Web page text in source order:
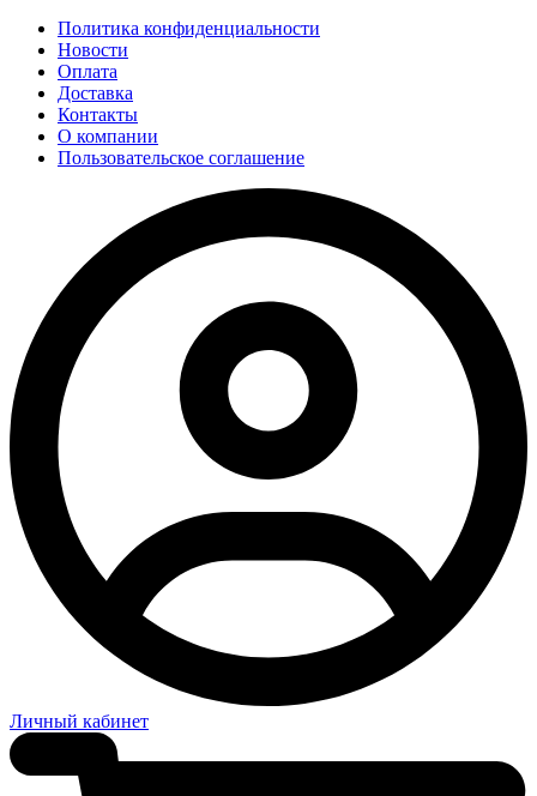
Политика конфиденциальности
Новости
Оплата
Доставка
Контакты
О компании
Пользовательское соглашение
Личный кабинет